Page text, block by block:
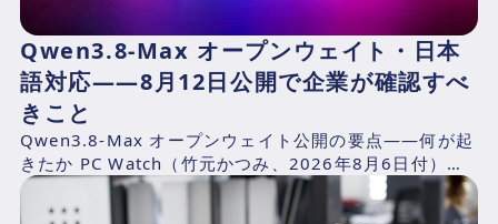
Qwen3.8-Max オープンウェイト・日本
語対応——8月12日公開で企業が確認すべ
きこと
Qwen3.8-Max オープンウェイト公開の要点——何が起
きたか PC Watch（竹元かつみ、2026年8月6日付）の
報道によれば、AlibabaのQwen...